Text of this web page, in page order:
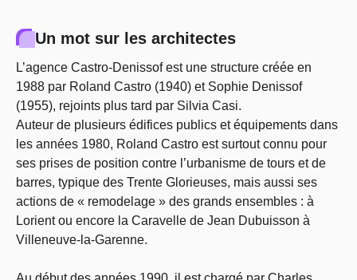
Un mot sur les architectes
L’agence Castro-Denissof est une structure créée en
1988 par Roland Castro (1940) et Sophie Denissof
(1955), rejoints plus tard par Silvia Casi.
Auteur de plusieurs édifices publics et équipements dans
les années 1980, Roland Castro est surtout connu pour
ses prises de position contre l’urbanisme de tours et de
barres, typique des Trente Glorieuses, mais aussi ses
actions de « remodelage » des grands ensembles : à
Lorient ou encore la Caravelle de Jean Dubuisson à
Villeneuve-la-Garenne.